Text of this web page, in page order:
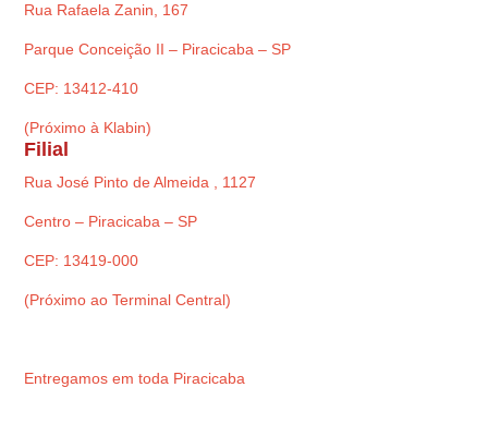
Rua Rafaela Zanin, 167
Parque Conceição II – Piracicaba – SP
CEP: 13412-410
(Próximo à Klabin)
Filial
Rua José Pinto de Almeida , 1127
Centro – Piracicaba – SP
CEP: 13419-000
(Próximo ao Terminal Central)
Entregamos em toda Piracicaba